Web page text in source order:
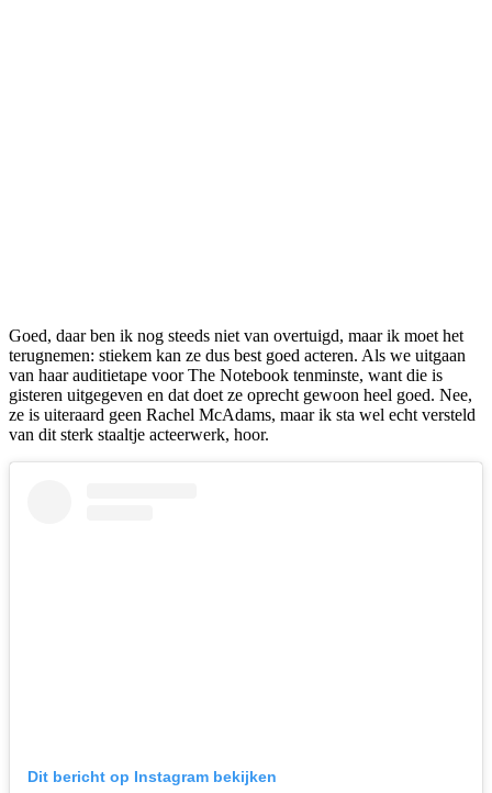
Goed, daar ben ik nog steeds niet van overtuigd, maar ik moet het
terugnemen: stiekem kan ze dus best goed acteren. Als we uitgaan
van haar auditietape voor The Notebook tenminste, want die is
gisteren uitgegeven en dat doet ze oprecht gewoon heel goed. Nee,
ze is uiteraard geen Rachel McAdams, maar ik sta wel echt versteld
van dit sterk staaltje acteerwerk, hoor.
Dit bericht op Instagram bekijken